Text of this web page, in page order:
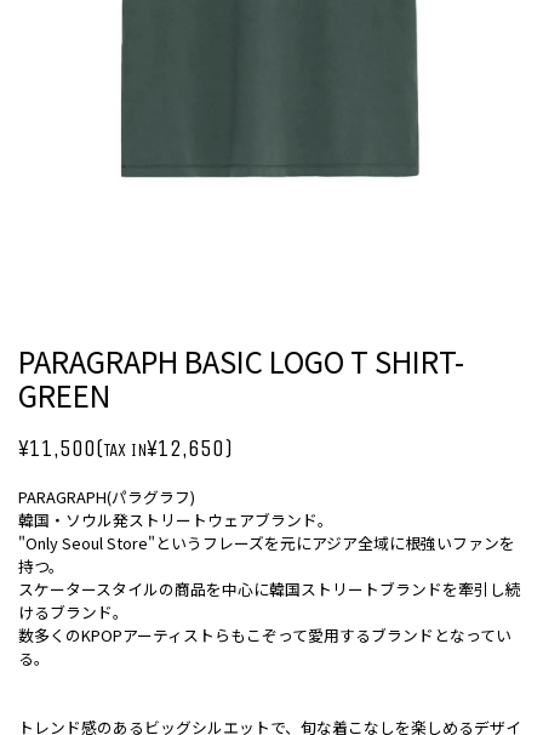
PARAGRAPH BASIC LOGO T SHIRT-
GREEN
¥11,500(TAX IN¥12,650)
PARAGRAPH(パラグラフ)
韓国・ソウル発ストリートウェアブランド。
"Only Seoul Store"というフレーズを元にアジア全域に根強いファンを
持つ。
スケータースタイルの商品を中心に韓国ストリートブランドを牽引し続
けるブランド。
数多くのKPOPアーティストらもこぞって愛用するブランドとなってい
る。
トレンド感のあるビッグシルエットで、旬な着こなしを楽しめるデザイ